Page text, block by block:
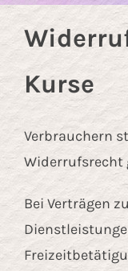
Kurse
Verbrauchern
Widerrufsrecht
Bei Verträgen